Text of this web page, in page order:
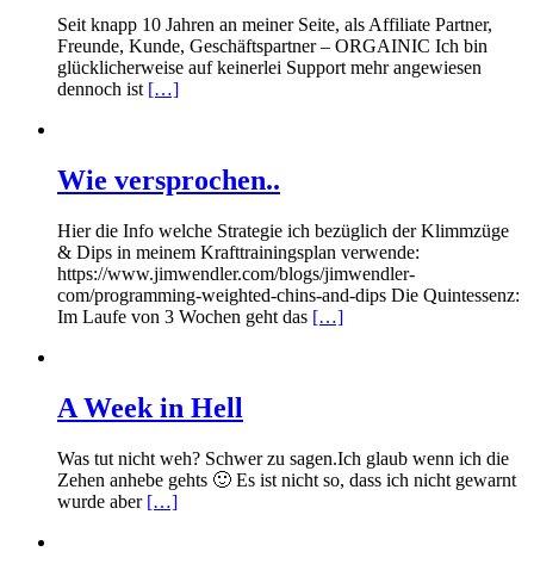
Seit knapp 10 Jahren an meiner Seite, als Affiliate Partner,
Freunde, Kunde, Geschäftspartner – ORGAINIC Ich bin
glücklicherweise auf keinerlei Support mehr angewiesen
dennoch ist […]
Wie versprochen..
Hier die Info welche Strategie ich bezüglich der Klimmzüge
& Dips in meinem Krafttrainingsplan verwende:
https://www.jimwendler.com/blogs/jimwendler-
com/programming-weighted-chins-and-dips Die Quintessenz:
Im Laufe von 3 Wochen geht das […]
A Week in Hell
Was tut nicht weh? Schwer zu sagen.Ich glaub wenn ich die
Zehen anhebe gehts 🙂 Es ist nicht so, dass ich nicht gewarnt
wurde aber […]